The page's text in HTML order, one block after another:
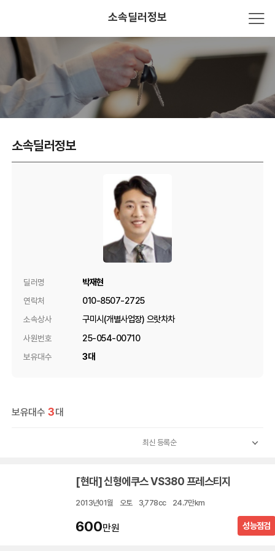
소속딜러정보
소속딜러정보
딜러명 박재현
연락처 010-8507-2725
소속상사 구미시(개별사업장) 으랏차차
사원번호 25-054-00710
보유대수 3대
보유대수 3대
[현대] 신형에쿠스 VS380 프레스티지
2013년01월 오토 3,778cc 24.7만km
성능점검
600만원